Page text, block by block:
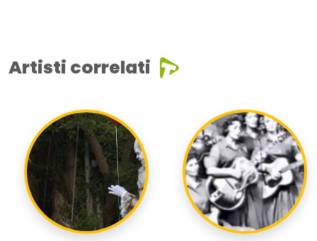
Artisti correlati